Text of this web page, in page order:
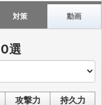
対策 動画
選
攻撃力 持久力